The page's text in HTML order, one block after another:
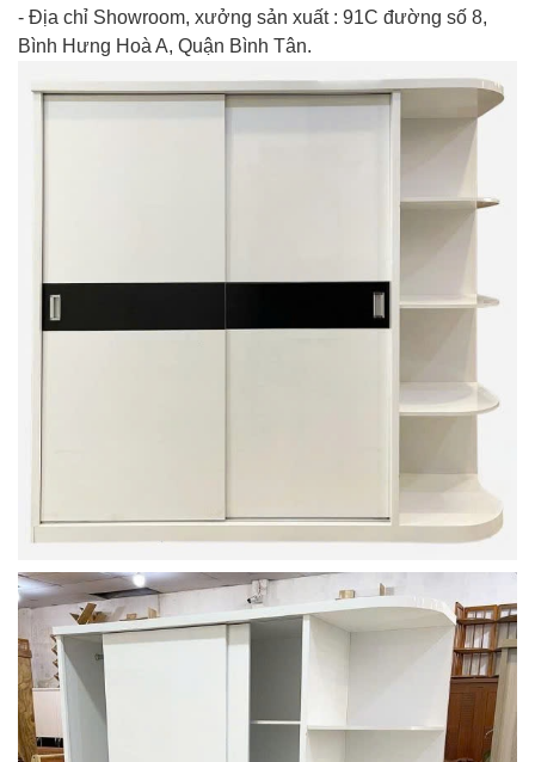
- Địa chỉ Showroom, xưởng sản xuất : 91C đường số 8,
Bình Hưng Hoà A, Quận Bình Tân.